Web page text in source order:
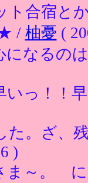
ト合宿と
/ 柚憂 (
になるの
いっ！！
た。ざ、
)
ま～。